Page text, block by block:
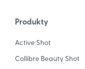
Produkty
Active Shot
Collibre Beauty Shot